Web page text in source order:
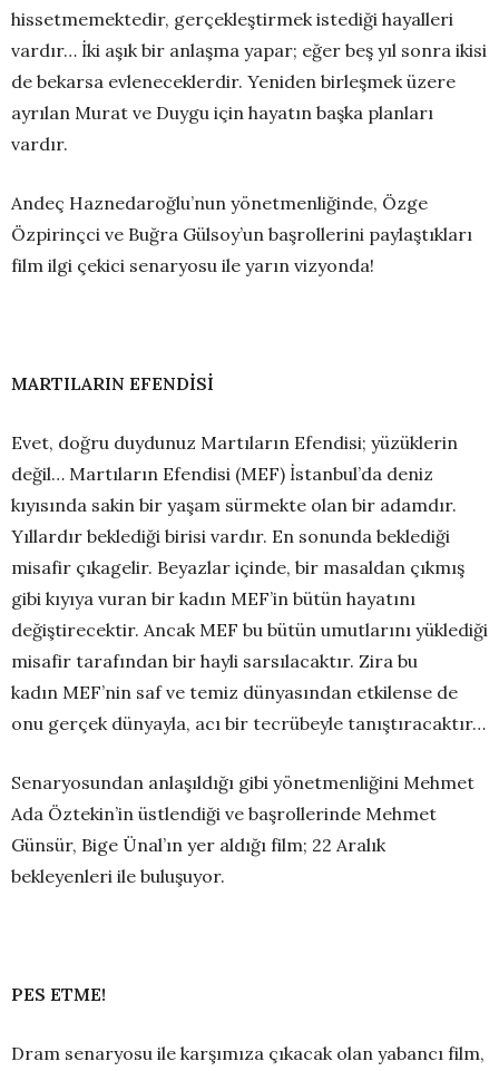
hissetmemektedir, gerçekleştirmek istediği hayalleri
vardır… İki aşık bir anlaşma yapar; eğer beş yıl sonra ikisi
de bekarsa evleneceklerdir. Yeniden birleşmek üzere
ayrılan Murat ve Duygu için hayatın başka planları
vardır.
Andeç Haznedaroğlu’nun yönetmenliğinde, Özge
Özpirinçci ve Buğra Gülsoy’un başrollerini paylaştıkları
film ilgi çekici senaryosu ile yarın vizyonda!
MARTILARIN EFENDİSİ
Evet, doğru duydunuz Martıların Efendisi; yüzüklerin
değil… Martıların Efendisi (MEF) İstanbul’da deniz
kıyısında sakin bir yaşam sürmekte olan bir adamdır.
Yıllardır beklediği birisi vardır. En sonunda beklediği
misafir çıkagelir. Beyazlar içinde, bir masaldan çıkmış
gibi kıyıya vuran bir kadın MEF’in bütün hayatını
değiştirecektir. Ancak MEF bu bütün umutlarını yüklediği
misafir tarafından bir hayli sarsılacaktır. Zira bu
kadın MEF’nin saf ve temiz dünyasından etkilense de
onu gerçek dünyayla, acı bir tecrübeyle tanıştıracaktır…
Senaryosundan anlaşıldığı gibi yönetmenliğini Mehmet
Ada Öztekin’in üstlendiği ve başrollerinde Mehmet
Günsür, Bige Ünal’ın yer aldığı film; 22 Aralık
bekleyenleri ile buluşuyor.
PES ETME!
Dram senaryosu ile karşımıza çıkacak olan yabancı film,